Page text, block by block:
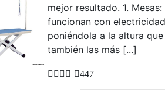
mejor resultado. 1.
funcionan con
poniéndola a la altura
también las más [...]
447